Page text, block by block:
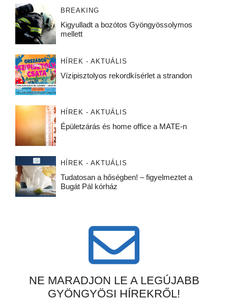
BREAKING
Kigyulladt a bozótos Gyöngyössolymos
mellett
HÍREK - AKTUÁLIS
Vízipisztolyos rekordkísérlet a strandon
HÍREK - AKTUÁLIS
Épületzárás és home office a MATE-n
HÍREK - AKTUÁLIS
Tudatosan a hőségben! – figyelmeztet a
Bugát Pál kórház
NE MARADJON LE A LEGÚJABB
GYÖNGYÖSI HÍREKRŐL!